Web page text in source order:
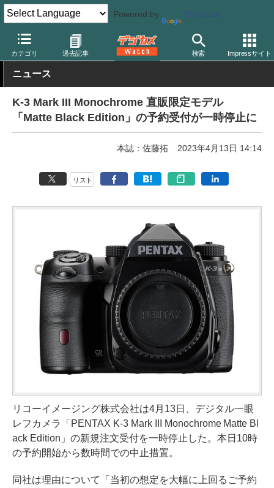
Powered by Translate
カテゴリ 過去記事 検索 Impressサイト
デジカメ Watch カメラ 一眼レフカメラ ペンタックス
ニュース
K-3 Mark III Monochrome 直販限定モデル
「Matte Black Edition」の予約受付が一時停止に
本誌：佐藤拓 2023年4月13日 14:14
リスト
リコーイメージング株式会社は4月13日、デジタル一眼
レフカメラ「PENTAX K-3 Mark III Monochrome Matte Bl
ack Edition」の新規注文受付を一時停止した。本日10時
の予約開始から数時間での中止措置。
同社は理由について「当初の想定を大幅に上回るご予約